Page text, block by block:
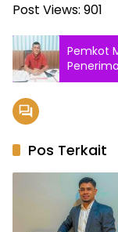
Post Views: 901
Pemkot
Pos Terkait